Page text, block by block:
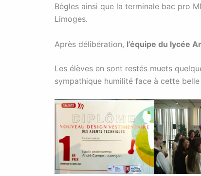
Bègles ainsi que la terminale bac pro
Limoges.
Après délibération, l’équipe du lycée
Les élèves en sont restés muets
sympathique humilité face à cette belle